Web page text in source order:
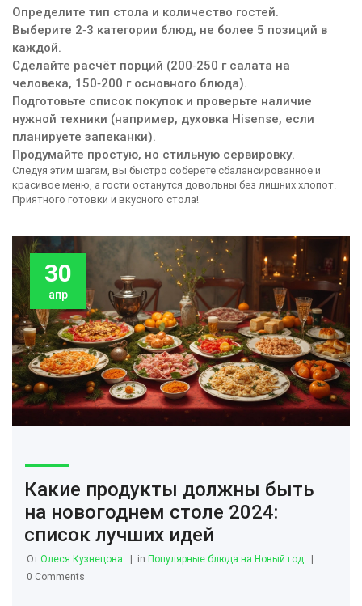
Определите тип стола и количество гостей.
Выберите 2‑3 категории блюд, не более 5 позиций в
каждой.
Сделайте расчёт порций (200‑250 г салата на
человека, 150‑200 г основного блюда).
Подготовьте список покупок и проверьте наличие
нужной техники (например, духовка Hisense, если
планируете запеканки).
Продумайте простую, но стильную сервировку.
Следуя этим шагам, вы быстро соберёте сбалансированное и
красивое меню, а гости останутся довольны без лишних хлопот.
Приятного готовки и вкусного стола!
30
апр
Какие продукты должны быть
на новогоднем столе 2024:
список лучших идей
От Олеся Кузнецова in Популярные блюда на Новый год
0 Comments